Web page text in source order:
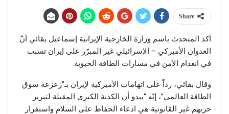
Share
أكد المتحدث باسم وزارة الخارجية الإيرانية إسماعيل بقائي أنّ
العدوان الأميركي – الإسرائيلي غير المبرّر على إيران تسبب
في انعدام الأمن في مسارات الطاقة الحيوية.
وقال بقائي، رداً على اتهامات الأميركية لإيران بـ”زعزعة سوق
الطاقة العالمي”، إنّه “يبدو أن الكذبة الكبرى المقبلة لتبرير
حربهم غير القانونية هي ادعاء الحفاظ على السلام واستقرار